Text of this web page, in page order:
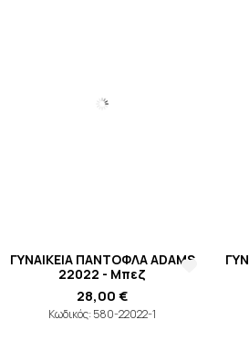
ΓΥΝΑΙΚΕΙΑ ΠΑΝΤΟΦΛΑ ADAMS
22022 - Μπεζ
28,00 €
Κωδικός: 580-22022-1